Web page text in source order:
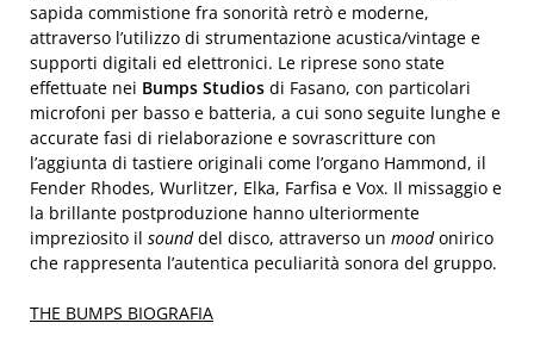
sapida commistione fra sonorità retrò e moderne,
attraverso l’utilizzo di strumentazione acustica/vintage e
supporti digitali ed elettronici. Le riprese sono state
effettuate nei Bumps Studios di Fasano, con particolari
microfoni per basso e batteria, a cui sono seguite lunghe e
accurate fasi di rielaborazione e sovrascritture con
l’aggiunta di tastiere originali come l’organo Hammond, il
Fender Rhodes, Wurlitzer, Elka, Farfisa e Vox. Il missaggio e
la brillante postproduzione hanno ulteriormente
impreziosito il sounddel disco, attraverso un moodonirico
che rappresenta l’autentica peculiarità sonora del gruppo.
THE BUMPS BIOGRAFIA